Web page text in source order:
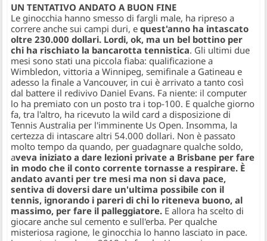
UN TENTATIVO ANDATO A BUON FINE
Le ginocchia hanno smesso di fargli male, ha ripreso a
correre anche sui campi duri, equest'anno ha intascato
oltre 230.000 dollari. Lordi, ok, ma un bel bottino per
chi ha rischiato la bancarotta tennistica. Gli ultimi due
mesi sono stati una piccola fiaba: qualificazione a
Wimbledon, vittoria a Winnipeg, semifinale a Gatineau e
adesso la finale a Vancouver, in cui è arrivato a tanto così
dal battere il redivivo Daniel Evans. Fa niente: il computer
lo ha premiato con un posto tra i top-100. E qualche giorno
fa, tra l'altro, ha ricevuto la wild card a disposizione di
Tennis Australia per l'imminente Us Open. Insomma, la
certezza di intascare altri 54.000 dollari. Non è passato
molto tempo da quando, per guadagnare qualche soldo,
aveva iniziato a dare lezioni private a Brisbane per fare
in modo che il conto corrente tornasse a respirare. È
andato avanti per tre mesi ma non si dava pace,
sentiva di doversi dare un'ultima possibile con il
tennis, ignorando i pareri di chi lo riteneva buono, al
massimo, per fare il palleggiatore. E allora ha scelto di
giocare anche sul cemento e sull'erba. Per qualche
misteriosa ragione, le ginocchia lo hanno lasciato in pace.